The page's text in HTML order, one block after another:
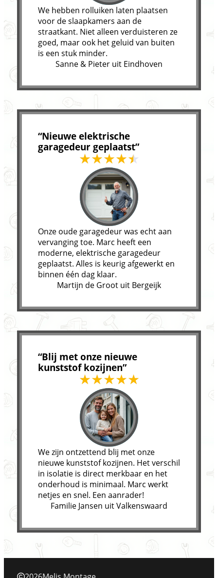
We hebben rolluiken laten plaatsen
voor de slaapkamers aan de
straatkant. Niet alleen verduisteren ze
goed, maar ook het geluid van buiten
is een stuk minder.
Sanne & Pieter uit Eindhoven
“Nieuwe elektrische
garagedeur geplaatst”
Onze oude garagedeur was echt aan
vervanging toe. Marc heeft een
moderne, elektrische garagedeur
geplaatst. Alles is keurig afgewerkt en
binnen één dag klaar.
Martijn de Groot uit Bergeijk
“Blij met onze nieuwe
kunststof kozijnen”
We zijn ontzettend blij met onze
nieuwe kunststof kozijnen. Het verschil
in isolatie is direct merkbaar en het
onderhoud is minimaal. Marc werkt
netjes en snel. Een aanrader!
Familie Jansen uit Valkenswaard